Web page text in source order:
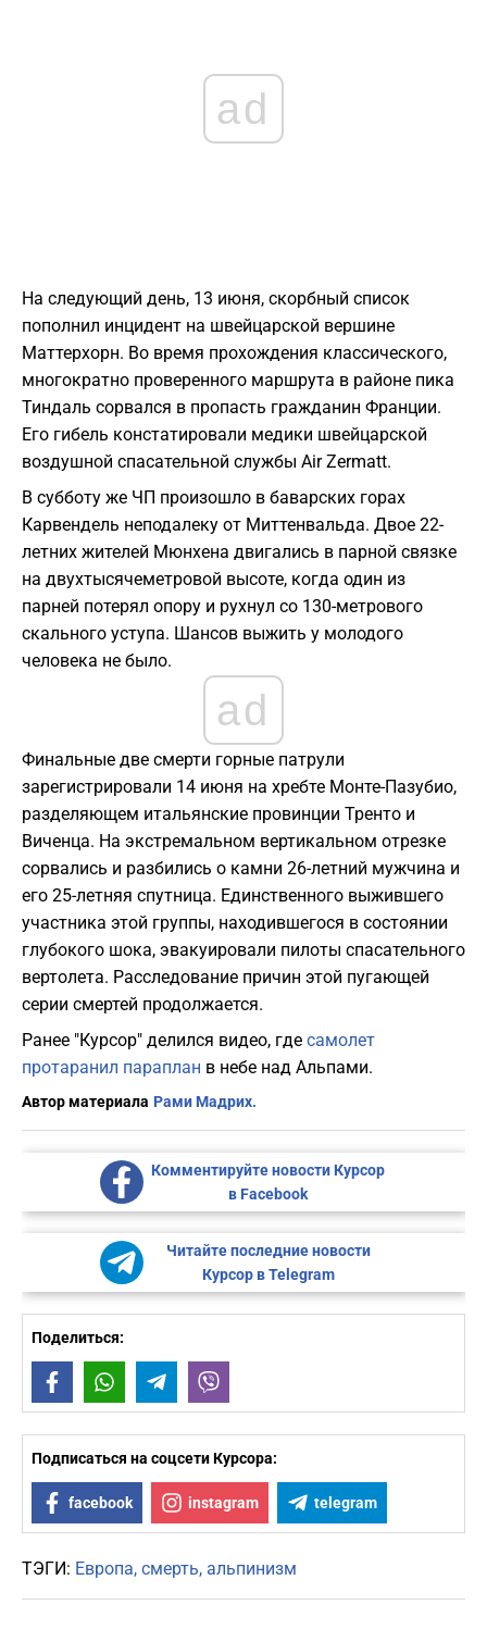
ad
На следующий день, 13 июня, скорбный список
пополнил инцидент на швейцарской вершине
Маттерхорн. Во время прохождения классического,
многократно проверенного маршрута в районе пика
Тиндаль сорвался в пропасть гражданин Франции.
Его гибель констатировали медики швейцарской
воздушной спасательной службы Air Zermatt.
В субботу же ЧП произошло в баварских горах
Карвендель неподалеку от Миттенвальда. Двое 22-
летних жителей Мюнхена двигались в парной связке
на двухтысячеметровой высоте, когда один из
парней потерял опору и рухнул со 130-метрового
скального уступа. Шансов выжить у молодого
человека не было.
ad
Финальные две смерти горные патрули
зарегистрировали 14 июня на хребте Монте-Пазубио,
разделяющем итальянские провинции Тренто и
Виченца. На экстремальном вертикальном отрезке
сорвались и разбились о камни 26-летний мужчина и
его 25-летняя спутница. Единственного выжившего
участника этой группы, находившегося в состоянии
глубокого шока, эвакуировали пилоты спасательного
вертолета. Расследование причин этой пугающей
серии смертей продолжается.
Ранее "Курсор" делился видео, где самолет
протаранил параплан в небе над Альпами.
Автор материала Рами Мадрих.
Комментируйте новости Курсор
в Facebook
Читайте последние новости
Курсор в Telegram
Поделиться:
FacebookWhatsAppTelegram
Подписаться на соцсети Курсора:
facebook instagram telegram
ТЭГИ: Европа смерть альпинизм